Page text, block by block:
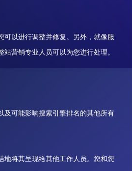
可以进行调整并修复。另外，就像服
营销专业人员可以为您进行处理。
及可能影响搜索引擎排名的其他所有
地将其呈现给其他工作人员。您和您